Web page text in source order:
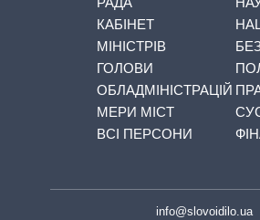
КАБІНЕТ
МІНІСТРІВ
ГОЛОВИ
ОБЛАДМІНІСТРАЦІЙ
МЕРИ МІСТ
ВСІ ПЕРСОНИ
info@slovoidilo.ua